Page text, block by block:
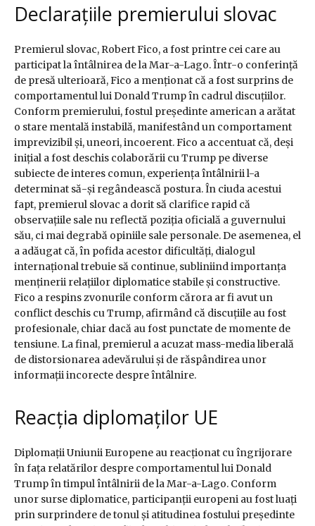
Declarațiile premierului slovac
Premierul slovac, Robert Fico, a fost printre cei care au
participat la întâlnirea de la Mar-a-Lago. Într-o conferință
de presă ulterioară, Fico a menționat că a fost surprins de
comportamentul lui Donald Trump în cadrul discuțiilor.
Conform premierului, fostul președinte american a arătat
o stare mentală instabilă, manifestând un comportament
imprevizibil și, uneori, incoerent. Fico a accentuat că, deși
inițial a fost deschis colaborării cu Trump pe diverse
subiecte de interes comun, experiența întâlnirii l-a
determinat să-și regândească postura. În ciuda acestui
fapt, premierul slovac a dorit să clarifice rapid că
observațiile sale nu reflectă poziția oficială a guvernului
său, ci mai degrabă opiniile sale personale. De asemenea, el
a adăugat că, în pofida acestor dificultăți, dialogul
internațional trebuie să continue, subliniind importanța
menținerii relațiilor diplomatice stabile și constructive.
Fico a respins zvonurile conform cărora ar fi avut un
conflict deschis cu Trump, afirmând că discuțiile au fost
profesionale, chiar dacă au fost punctate de momente de
tensiune. La final, premierul a acuzat mass-media liberală
de distorsionarea adevărului și de răspândirea unor
informații incorecte despre întâlnire.
Reacția diplomaților UE
Diplomații Uniunii Europene au reacționat cu îngrijorare
în fața relatărilor despre comportamentul lui Donald
Trump în timpul întâlnirii de la Mar-a-Lago. Conform
unor surse diplomatice, participanții europeni au fost luați
prin surprindere de tonul și atitudinea fostului președinte